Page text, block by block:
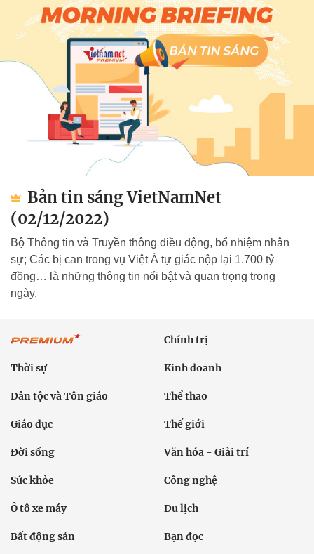
Bản tin sáng VietNamNet
(02/12/2022)
Bộ Thông tin và Truyền thông điều động, bổ nhiệm nhân
sự; Các bị can trong vụ Việt Á tự giác nộp lại 1.700 tỷ
đồng… là những thông tin nổi bật và quan trọng trong
ngày.
Chính trị
Thời sự Kinh doanh
Dân tộc và Tôn giáo Thể thao
Giáo dục Thế giới
Đời sống Văn hóa - Giải trí
Sức khỏe Công nghệ
Ô tô xe máy Du lịch
Bất động sản Bạn đọc